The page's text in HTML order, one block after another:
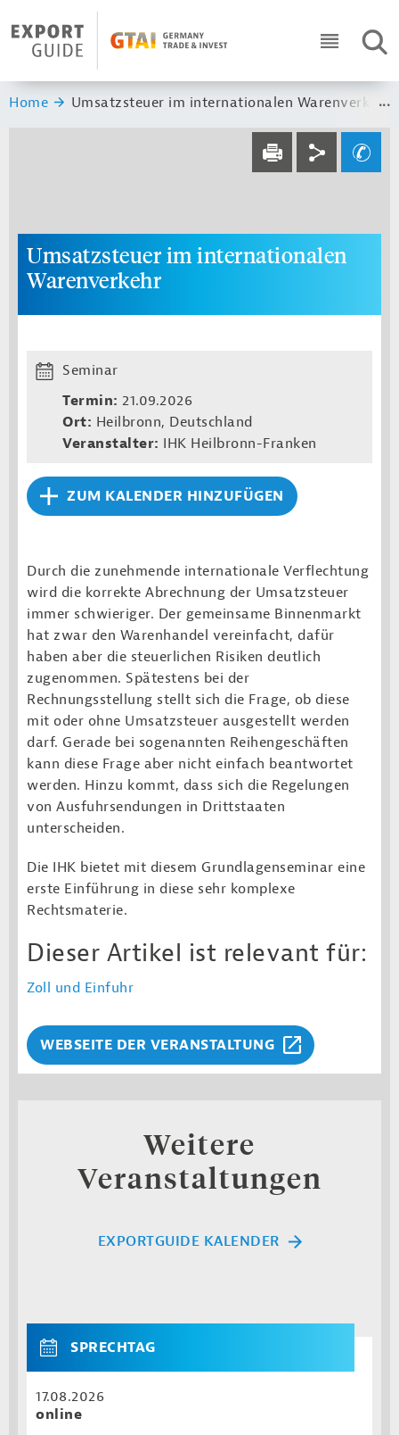
Header Logo
ICON
Sie sind hier:
Home Umsatzsteuer im internationalen Warenverkehr
Service navi
DRUCKEN
Social navi
Ihre Frage an
Umsatzsteuer im internationalen
Warenverkehr
Seminar
Termin: 21.09.2026
Ort: Heilbronn, Deutschland
Veranstalter: IHK Heilbronn-Franken
ZUM KALENDER HINZUFÜGEN
Durch die zunehmende internationale Verflechtung
wird die korrekte Abrechnung der Umsatzsteuer
immer schwieriger. Der gemeinsame Binnenmarkt
hat zwar den Warenhandel vereinfacht, dafür
haben aber die steuerlichen Risiken deutlich
zugenommen. Spätestens bei der
Rechnungsstellung stellt sich die Frage, ob diese
mit oder ohne Umsatzsteuer ausgestellt werden
darf. Gerade bei sogenannten Reihengeschäften
kann diese Frage aber nicht einfach beantwortet
werden. Hinzu kommt, dass sich die Regelungen
von Ausfuhrsendungen in Drittstaaten
unterscheiden.
Die IHK bietet mit diesem Grundlagenseminar eine
erste Einführung in diese sehr komplexe
Rechtsmaterie.
Dieser Artikel ist relevant für:
Zoll und Einfuhr
WEBSEITE DER VERANSTALTUNG
Weitere
Veranstaltungen
EXPORTGUIDE KALENDER
SPRECHTAG
17.08.2026
online